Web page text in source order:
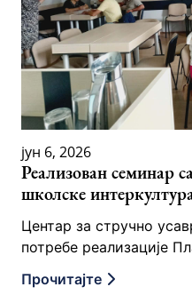
јун 6, 2026
Реализован семинар
школске
Центар за стручно
потребе реализације
Прочитајте